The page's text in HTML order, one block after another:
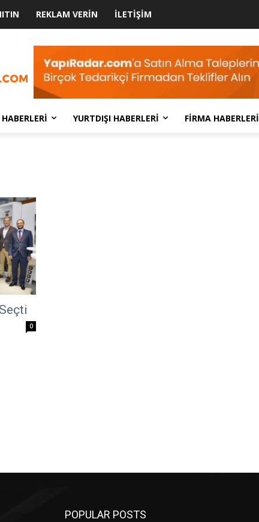
REKLAM VERIN İLETIŞIM
YURTDIŞI HABERLERI FIRMA HABERLERI
0
POPULAR POSTS